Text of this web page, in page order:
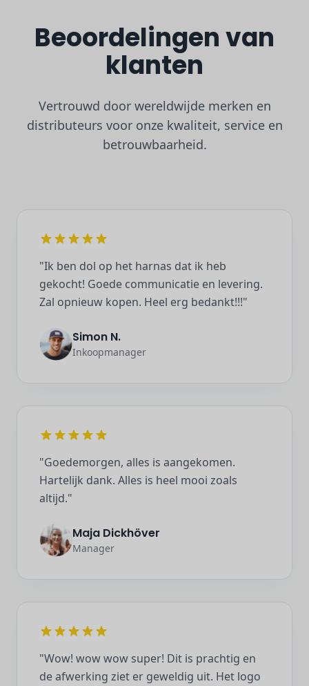
Beoordelingen van
klanten
Vertrouwd door wereldwijde merken en
distributeurs voor onze kwaliteit, service en
betrouwbaarheid.
"Ik ben dol op het harnas dat ik heb
gekocht! Goede communicatie en levering.
Zal opnieuw kopen. Heel erg bedankt!!!"
Simon N.
Inkoopmanager
"Goedemorgen, alles is aangekomen.
Hartelijk dank. Alles is heel mooi zoals
altijd."
Maja Dickhöver
Manager
"Wow! wow wow super! Dit is prachtig en
de afwerking ziet er geweldig uit. Het logo